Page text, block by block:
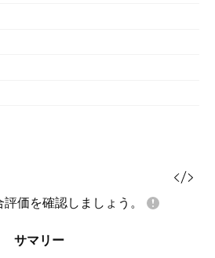
価を確認しましょう。
サマリー